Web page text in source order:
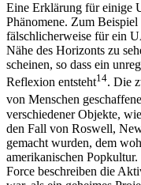
Eine Erklärung für einige
Phänomene. Zum
fälschlicherweise für ein
Nähe des Horizonts zu
scheinen, so dass ein
Reflexion entsteht14. Die
von Menschen
verschiedener Objekte,
den Fall von Roswell,
gemacht wurden, dem
amerikanischen
Force beschreiben die